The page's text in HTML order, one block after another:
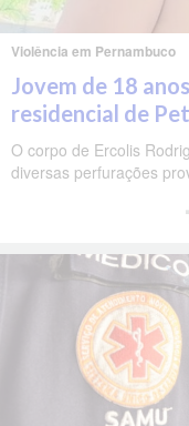
Violência em Pernambuco
Jovem de 18
residencial de
O corpo de Ercolis
diversas perfurações